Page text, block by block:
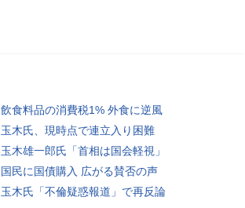
飲食料品の消費税1% 外食に逆風
玉木氏、現時点で連立入り困難
玉木雄一郎氏「首相は国会軽視」
国民に国債購入 広がる賛否の声
玉木氏「不倫疑惑報道」で再反論